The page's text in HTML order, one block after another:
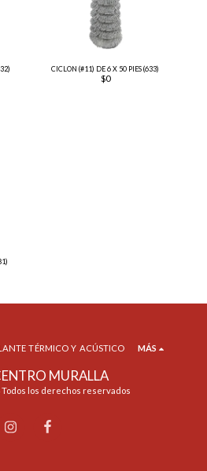
CICLON (#11) DE 6 X 50 PIES (633)
$0
MURALLA
Todos los derechos reservados
TÉRMICO Y ACÚSTICO MÁS